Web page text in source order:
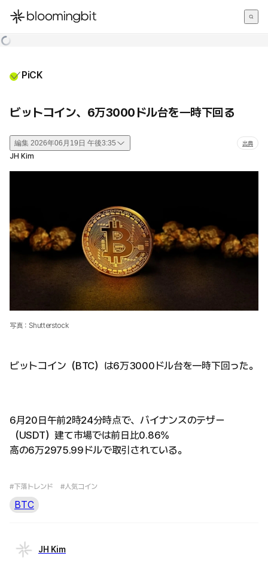
한국어
PiCK
ビットコイン、6万3000ドル台を一時下回る
編集 2026年06月19日 午後3:35 出典
JH Kim
写真：Shutterstock
ビットコイン（BTC）は6万3000ドル台を一時下回った。
6月20日午前2時24分時点で、バイナンスのテザー
（USDT）建て市場では前日比0.86%
高の6万2975.99ドルで取引されている。
#下落トレンド #人気コイン
BTC
JH Kim